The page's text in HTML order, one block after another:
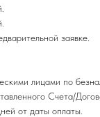
заявке.
лицами по
Счета/
от даты оплаты.